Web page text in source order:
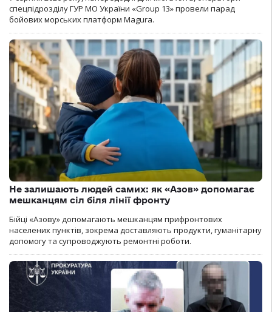
спецпідрозділу ГУР МО України «Group 13» провели парад
бойових морських платформ Magura.
Не залишають людей самих: як «Азов» допомагає
мешканцям сіл біля лінії фронту
Бійці «Азову» допомагають мешканцям прифронтових
населених пунктів, зокрема доставляють продукти, гуманітарну
допомогу та супроводжують ремонтні роботи.